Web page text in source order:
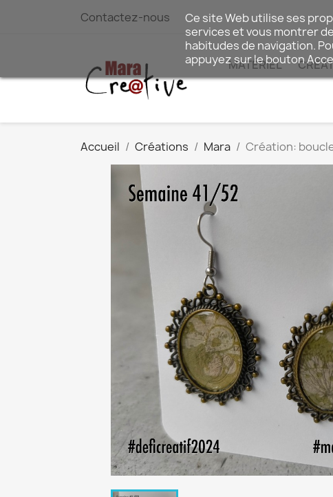
Contactez-nous
MATÉRIEL
Accueil Créations Mara Création:
Ce site Web utilise ses
services et vous montrer
habitudes de navigation.
appuyez sur le bouton